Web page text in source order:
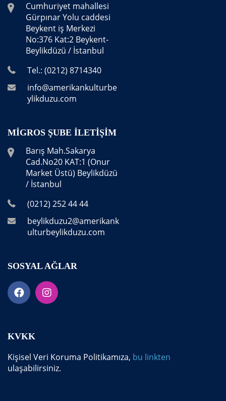
Cumhuriyet mahallesi
Gürpınar Yolu caddesi
Beykent iş Merkezi
No:376 Kat:2 Beykent-
Beylikdüzü / İstanbul
Tel.: (0212) 8714340
info@amerikankulturbe
ylikduzu.com
MIGROS ŞUBE İLETIŞIM
Barış Mah.Sakarya
Cad.No20 KAT:1 (Onur
Market Üstü) Beylikdüzü
/ İstanbul
(0212) 252 44 44
beylikduzu2@amerikank
ulturbeylikduzu.com
SOSYAL AĞLAR
KVKK
Kişisel Veri Koruma Politikamıza, bu linkten
ulaşabilirsiniz.